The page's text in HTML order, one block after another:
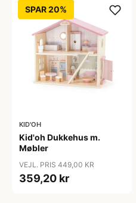
SPAR 20%
KID'OH
Kid'oh Dukkehus m.
Møbler
VEJL. PRIS 449,00 KR
359,20 kr